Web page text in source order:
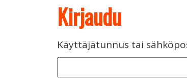
Kirjaudu
Käyttäjätunnus tai